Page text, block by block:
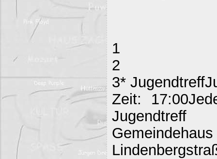
1
2
3*
Zeit:
Jugendtreff